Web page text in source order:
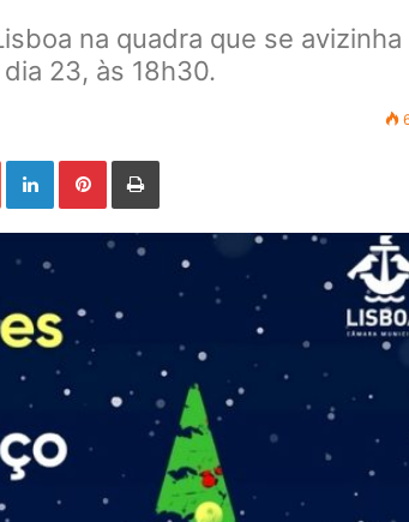
na quadra que se avizinha
23, às 18h30.
Google+ LinkedIn Pinterest